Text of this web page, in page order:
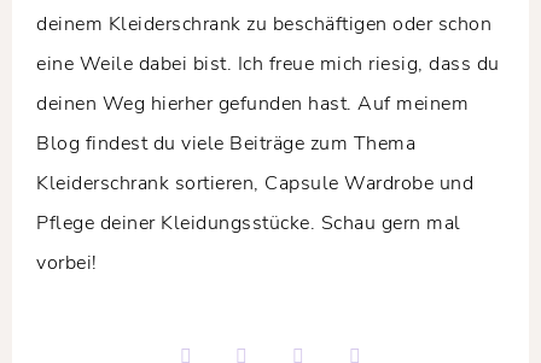
deinem Kleiderschrank zu beschäftigen oder schon
eine Weile dabei bist. Ich freue mich riesig, dass du
deinen Weg hierher gefunden hast. Auf meinem
Blog findest du viele Beiträge zum Thema
Kleiderschrank sortieren, Capsule Wardrobe und
Pflege deiner Kleidungsstücke. Schau gern mal
vorbei!